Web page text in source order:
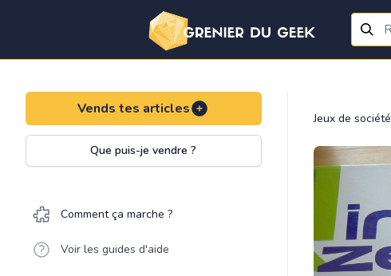
Vends tes articles
Que puis-je vendre ?
Comment ça marche ?
Voir les guides d'aide
Jeux de société